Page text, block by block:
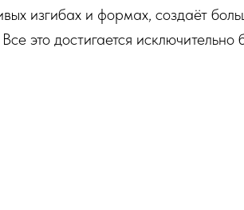
изгибах и формах, создаёт
это достигается исключительно